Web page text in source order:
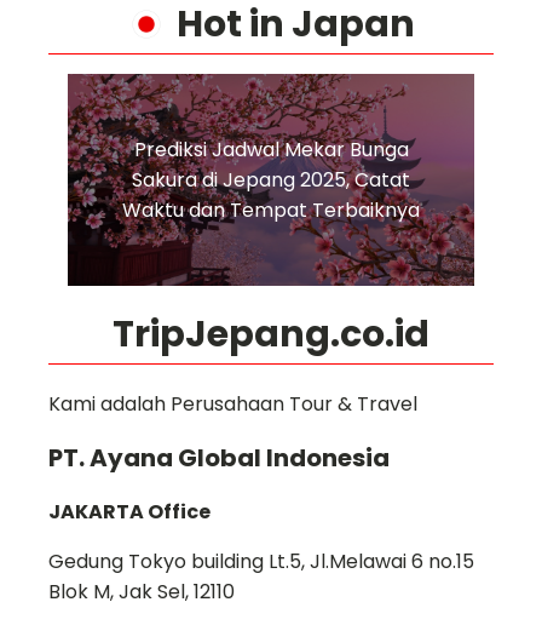
Hot in Japan
Prediksi Jadwal Mekar Bunga
Sakura di Jepang 2025, Catat
Waktu dan Tempat Terbaiknya
TripJepang.co.id
Kami adalah Perusahaan Tour & Travel
PT. Ayana Global Indonesia
JAKARTA Office
Gedung Tokyo building Lt.5, Jl.Melawai 6 no.15
Blok M, Jak Sel, 12110